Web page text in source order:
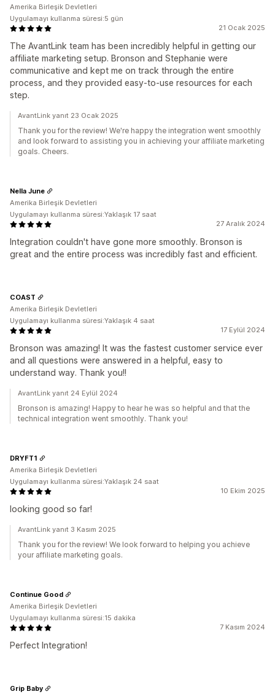
21 Ocak 2025
The AvantLink team has been incredibly helpful in getting our
affiliate marketing setup. Bronson and Stephanie were
communicative and kept me on track through the entire
process, and they provided easy-to-use resources for each
step.
Amerika Birleşik Devletleri
Uygulamayı kullanma süresi:5 gün
AvantLink yanıt 23 Ocak 2025
Thank you for the review! We're happy the integration went smoothly
and look forward to assisting you in achieving your affiliate marketing
goals. Cheers.
27 Aralık 2024
Integration couldn't have gone more smoothly. Bronson is
great and the entire process was incredibly fast and efficient.
Nella June
Amerika Birleşik Devletleri
Uygulamayı kullanma süresi:Yaklaşık 17 saat
17 Eylül 2024
Bronson was amazing! It was the fastest customer service ever
and all questions were answered in a helpful, easy to
understand way. Thank you!!
COAST
Amerika Birleşik Devletleri
Uygulamayı kullanma süresi:Yaklaşık 4 saat
AvantLink yanıt 24 Eylül 2024
Bronson is amazing! Happy to hear he was so helpful and that the
technical integration went smoothly. Thank you!
10 Ekim 2025
looking good so far!
DRYFT1
Amerika Birleşik Devletleri
Uygulamayı kullanma süresi:Yaklaşık 24 saat
AvantLink yanıt 3 Kasım 2025
Thank you for the review! We look forward to helping you achieve
your affiliate marketing goals.
7 Kasım 2024
Perfect Integration!
Continue Good
Amerika Birleşik Devletleri
Uygulamayı kullanma süresi:15 dakika
Grip Baby